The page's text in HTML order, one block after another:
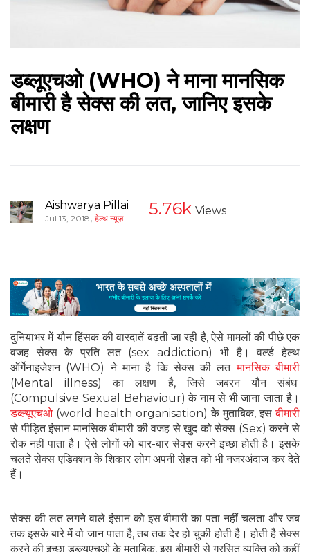
डब्‍लूएचओ (WHO) ने माना मानसिक
बीमारी है सेक्स की लत, जानिए इसके
लक्षण
Aishwarya Pillai
Jul 13, 2018, हेल्थ न्यूज़ 5.76k Views
दुनियाभर में यौन हिंसक की वारदातें बढ़ती जा रही है, ऐसे मामलों की पीछे एक
वजह सेक्‍स के प्रति लत (sex addiction) भी है। वर्ल्ड हेल्थ
ऑर्गेनाइजेशन (WHO) ने माना है कि सेक्स की लतमानसिक बीमारी
(Mental illness) का लक्षण है, जिसे जबरन यौन संबंध
(Compulsive Sexual Behaviour) के नाम से भी जाना जाता है।
डब्ल्यूएचओ(world health organisation) के मुताबिक, इसबीमारी
से पीड़‍ित इंसान मानसिक बीमारी की वजह से खुद को सेक्स (Sex) करने से
रोक नहीं पाता है। ऐसे लोगों को बार-बार सेक्स करने इच्छा होती है। इसके
चलते सेक्स एडिक्शन के शिकार लोग अपनी सेहत को भी नजरअंदाज कर देते
हैं।
सेक्स की लत लगने वाले इंसान को इस बीमारी का पता नहीं चलता और जब
तक इसके बारे में वो जान पाता है, तब तक देर हो चुकी होती है। होती है सेक्‍स
करने की इच्‍छा डब्ल्यूएचओ के मुताबिक, इस बीमारी से ग्रसित व्‍यक्ति को कहीं